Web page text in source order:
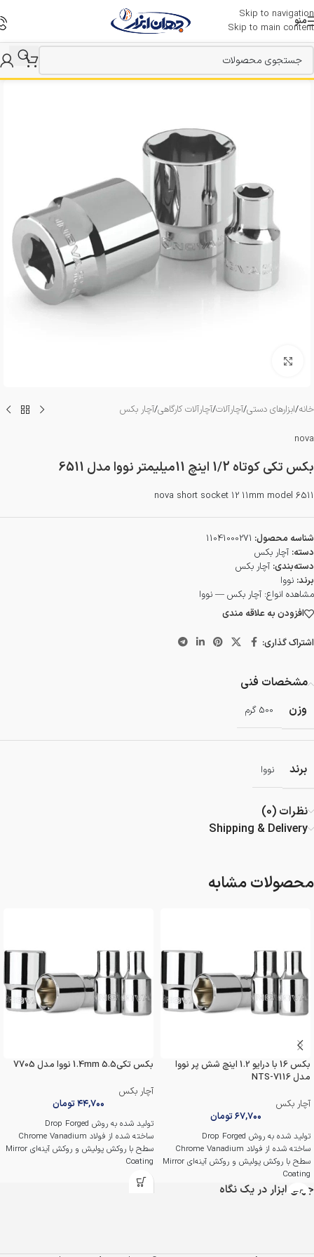
Skip to navigation
Skip to main content
منو
خانه/ابزارهای دستی/آچارآلات/آچارآلات کارگاهی/آچار بکس
nova
بکس تکی کوتاه 1/2 اینچ 11میلیمتر نووا مدل 6511
nova short socket 12 11mm model 6511
شناسه محصول: 11041000271
دسته: آچار بکس
دسته‌بندی: آچار بکس
برند: نووا
مشاهده انواع: آچار بکس — نووا
افزودن به علاقه مندی
اشتراک گذاری:
مشخصات فنی
وزن
500 گرم
برند نووا
نظرات (0)
Shipping & Delivery
محصولات مشابه
بکس 16 با درایو 1.2 اینچ شش پر نووا
مدل NTS-7116
آچار بکس
۶۷,۷۰۰تومان
تولید شده به روش Drop Forged
ساخته شده از فولاد Chrome Vanadium
سطح با روکش پولیش و روکش آینه‌ای Mirror
Coating
حرارت داده شده و سخت کاری شده
ساخت تایوان
بکس تکی1.4mm 5.5 نووا مدل 7705
آچار بکس
۴۴,۷۰۰تومان
تولید شده به روش Drop Forged
ساخته شده از فولاد Chrome Vanadium
سطح با روکش پولیش و روکش آینه‌ای Mirror
Coating
حرارت داده شده و سخت کاری شده
ساخت تایوان
جهان ابزار در یک نگاه